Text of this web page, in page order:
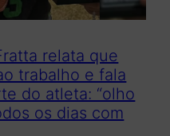
relata que
trabalho e fala
do atleta: “olho
os dias com